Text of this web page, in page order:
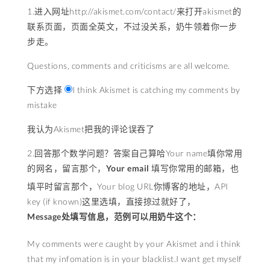
1.进入网址http://akismet.com/contact/来打开akismet的
联系页面，页面全英文，不过没关系，奶牛领着你一步
步走。
Questions, comments and criticisms are all welcome.
下方选择
I think Akismet is catching my comments by
mistake
我认为Akismet把我的评论误吞了
2.回答那个数学问题？答案自己算哈Your name填你常用
的网名，留言那个， Your email 填写你常用的邮箱，也
填平时留言那个，Your blog URL你博客的地址，API
key (if known)这里选填，直接掠过就好了，
Message处填写信息，范例可以用奶牛这个：
My comments were caught by your Akismet and i think
that my infomation is in your blacklist.I want get myself